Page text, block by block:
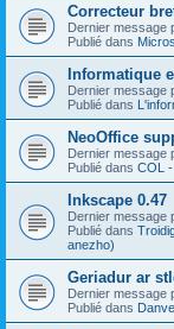
Correcteur
Dernier message
Publié dans
Informatique
Dernier message
Publié dans
NeoOffice
Dernier message
Publié dans COL
Inkscape 0.47
Dernier message
Publié dans
anezho)
Geriadur ar
Dernier message
Publié dans